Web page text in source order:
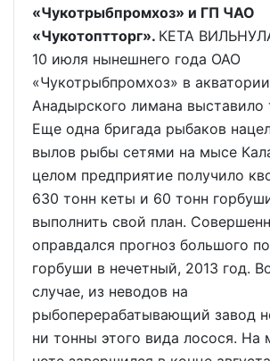
«Чукотрыбпромхоз» и ГП ЧАО
«Чукотоптторг». КЕТА
10 июля нынешнего года ОАО
«Чукотрыбпромхоз» в акватории
Анадырского лимана выставило
Еще одна бригада рыбаков
вылов рыбы сетями на мысе
целом предприятие получило
630 тонн кеты и 60 тонн
выполнить свой план.
оправдался прогноз большого
горбуши в нечетный, 2013 год.
случае, из неводов на
рыбоперерабатывающий завод
ни тонны этого вида лосося. На